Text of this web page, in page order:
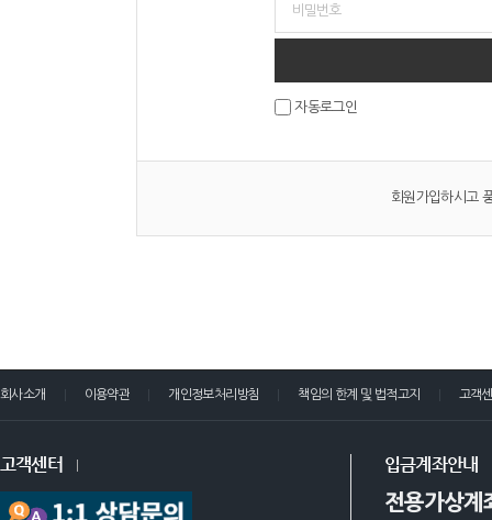
자동로그인
회원가입하시고
회사소개 이용약관 개인정보처리방침 책임의 한계 및 법적고지 고객
고객센터 입금계좌안내
전용가상계